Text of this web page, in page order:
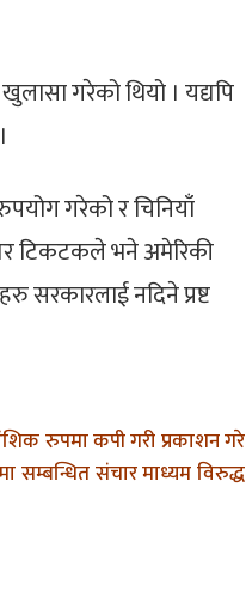
गरेको थियो । यद्यपि
गरेको र चिनियाँ
टिकटकले भने अमेरिकी
सरकारलाई नदिने प्रष्ट
रुपमा कपी गरी प्रकाशन गरे
सम्बन्धित संचार माध्यम विरुद्ध